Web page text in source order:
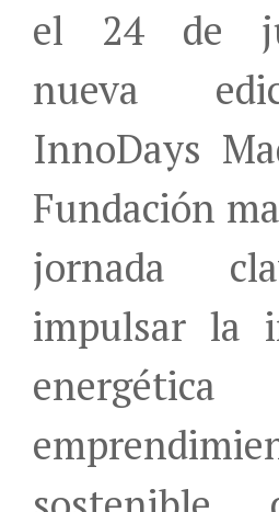
el 24 de
nueva
InnoDays
Fundación
jornada
impulsar la